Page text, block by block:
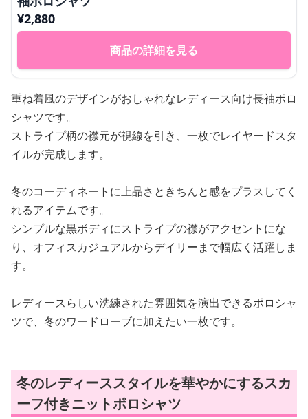
¥2,880
商品の詳細を見る
重ね着風のデザインがおしゃれなレディース向け長袖ポロ
シャツです。
ストライプ柄の襟元が視線を引き、一枚でレイヤードスタ
イルが完成します。
冬のコーディネートに上品さときちんと感をプラスしてく
れるアイテムです。
シンプルな黒ボディにストライプの襟がアクセントにな
り、オフィスカジュアルからデイリーまで幅広く活躍しま
す。
レディースらしい洗練された雰囲気を演出できるポロシャ
ツで、冬のワードローブに加えたい一枚です。
冬のレディーススタイルを華やかにするスカ
ーフ付きニットポロシャツ